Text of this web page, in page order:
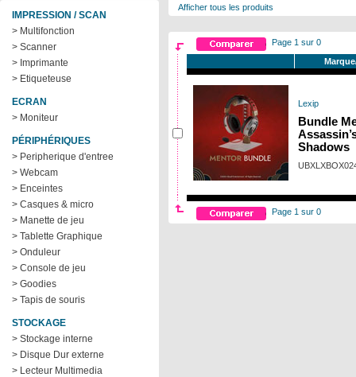
IMPRESSION / SCAN
> Multifonction
> Scanner
> Imprimante
> Etiqueteuse
ECRAN
> Moniteur
PÉRIPHÉRIQUES
> Peripherique d'entree
> Webcam
> Enceintes
> Casques & micro
> Manette de jeu
> Tablette Graphique
> Onduleur
> Console de jeu
> Goodies
> Tapis de souris
STOCKAGE
> Stockage interne
> Disque Dur externe
> Lecteur Multimedia
Afficher tous les produits
Page 1 sur 0
Lexip
Bundle
Shadows
Page 1 sur 0